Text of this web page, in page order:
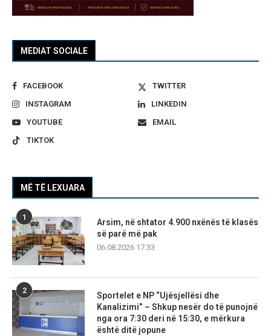
MEDIAT SOCIALE
FACEBOOK
TWITTER
INSTAGRAM
LINKEDIN
YOUTUBE
EMAIL
TIKTOK
MË TË LEXUARA
1
Arsim, në shtator 4.900 nxënës të klasës
së parë më pak
06.08.2026 17:33
2
Sportelet e NP “Ujësjellësi dhe
Kanalizimi” – Shkup nesër do të punojnë
nga ora 7:30 deri në 15:30, e mërkura
është ditë jopune